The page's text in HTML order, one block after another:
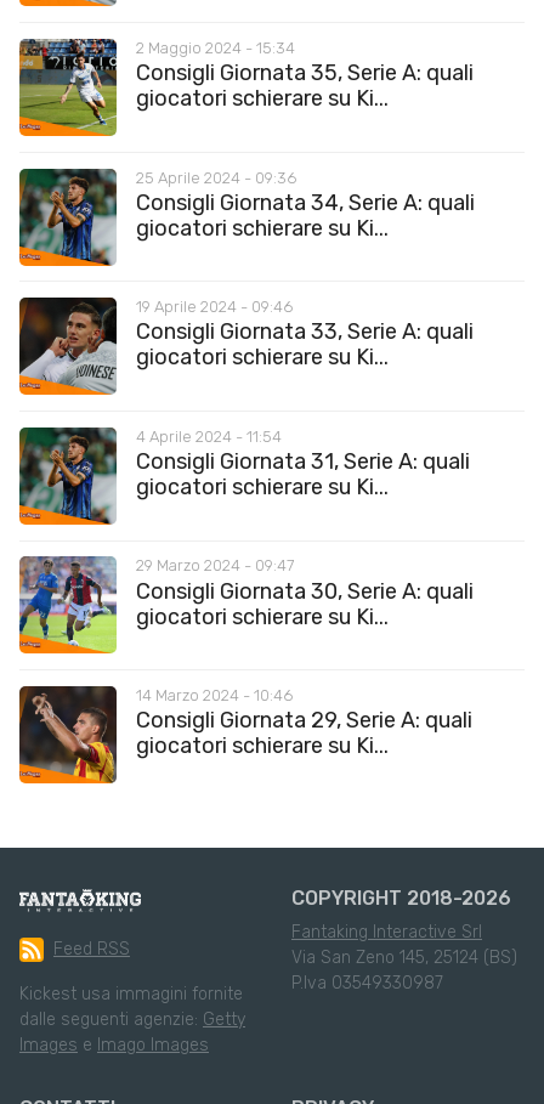
2 Maggio 2024 - 15:34
Consigli Giornata 35, Serie A: quali
giocatori schierare su Ki...
25 Aprile 2024 - 09:36
Consigli Giornata 34, Serie A: quali
giocatori schierare su Ki...
19 Aprile 2024 - 09:46
Consigli Giornata 33, Serie A: quali
giocatori schierare su Ki...
4 Aprile 2024 - 11:54
Consigli Giornata 31, Serie A: quali
giocatori schierare su Ki...
29 Marzo 2024 - 09:47
Consigli Giornata 30, Serie A: quali
giocatori schierare su Ki...
14 Marzo 2024 - 10:46
Consigli Giornata 29, Serie A: quali
giocatori schierare su Ki...
Feed RSS
Kickest usa immagini fornite
dalle seguenti agenzie: Getty
Images e Imago Images
COPYRIGHT 2018-2026
Fantaking Interactive Srl
Via San Zeno 145, 25124 (BS)
P.Iva 03549330987